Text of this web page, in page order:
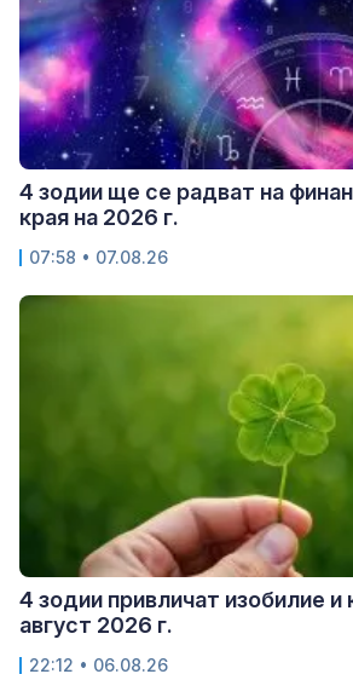
4 зодии ще се радват на
края на 2026 г.
07:58 • 07.08.26
4 зодии привличат изобилие и
август 2026 г.
22:12 • 06.08.26